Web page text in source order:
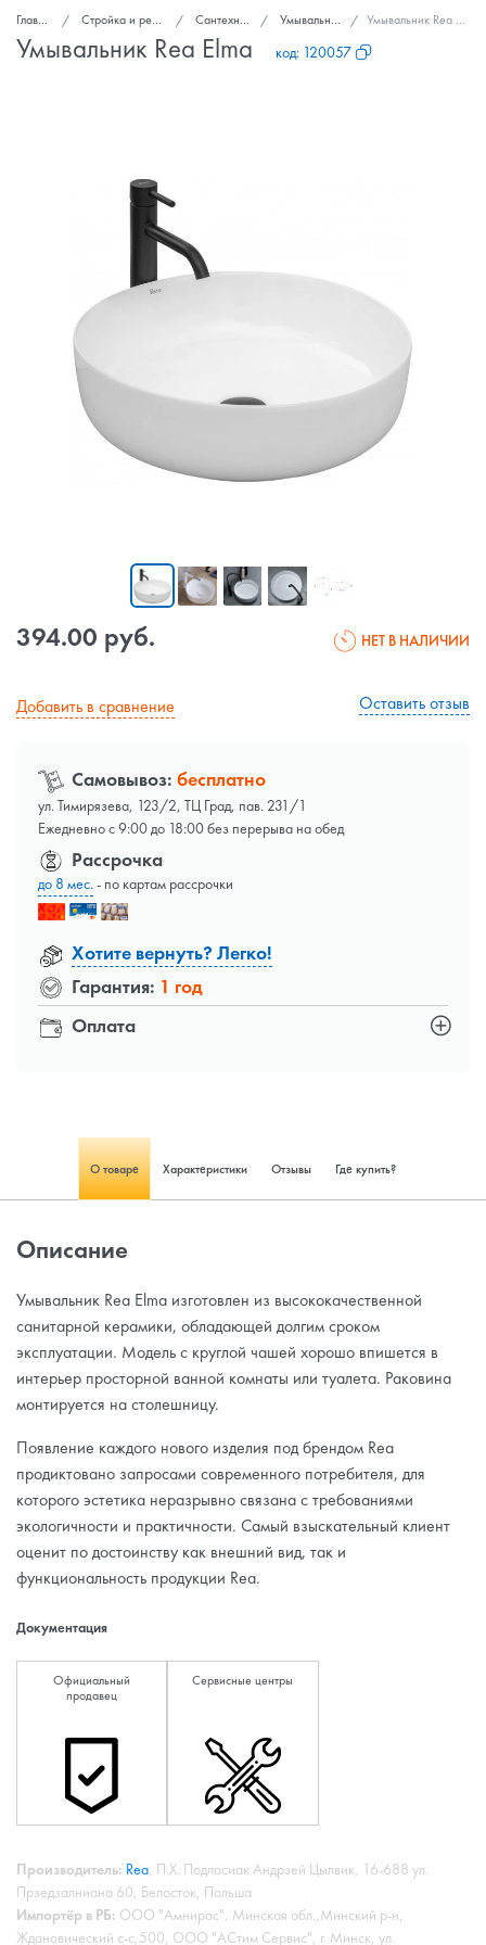
Главная Стройка и ремонт Сантехника Умывальники Умывальник Rea Elma
Умывальник Rea Elma код: 120057
394.00 руб. НЕТ В НАЛИЧИИ
Добавить в сравнение Оставить отзыв
Самовывоз: бесплатно
ул. Тимирязева, 123/2, ТЦ Град, пав. 231/1
Ежедневно с 9:00 до 18:00 без перерыва на обед
Оплата
Рассрочка
до 8 мес.- по картам рассрочки
Хотите вернуть? Легко!
Гарантия: 1 год
О товаре Характеристики Отзывы Где купить?
Описание
Умывальник Rea Elma изготовлен из высококачественной
санитарной керамики, обладающей долгим сроком
эксплуатации. Модель с круглой чашей хорошо впишется в
интерьер просторной ванной комнаты или туалета. Раковина
монтируется на столешницу.
Появление каждого нового изделия под брендом Rea
продиктовано запросами современного потребителя, для
которого эстетика неразрывно связана с требованиями
экологичности и практичности. Самый взыскательный клиент
оценит по достоинству как внешний вид, так и
функциональность продукции Rea.
Документация
Официальный
продавец
Сервисные центры
Производитель: Rea , П.Х. Подласиак Андрзей Цылвик, 16-688 ул.
Прзедзалниана 60, Белосток, Польша
Импортёр в РБ: ООО "Амнирас", Минская обл.,Минский р-н,
Ждановический с-с,500, ООО "АСтим Сервис", г. Минск, ул.